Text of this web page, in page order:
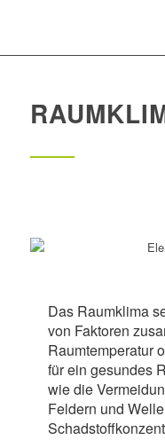
Das Raumklima
von Faktoren
Raumtemperatur
für ein gesundes
wie die
Feldern und